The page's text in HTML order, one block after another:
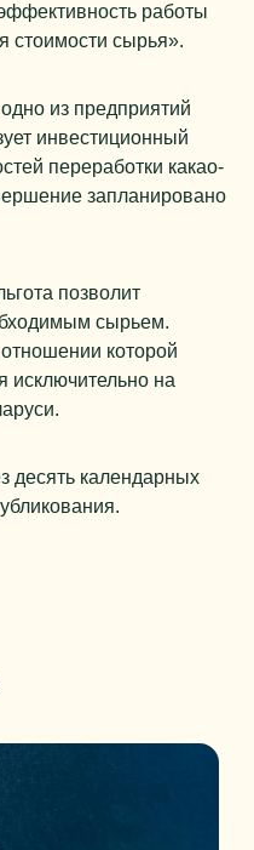
работы
стоимости сырья».
из предприятий
инвестиционный
переработки какао-
запланировано
позволит
сырьем.
которой
исключительно на
десять календарных